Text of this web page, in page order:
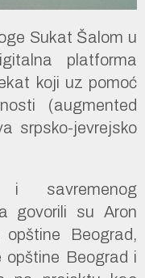
Sukat Šalom u
platforma
koji uz pomoć
(augmented
srpsko-jevrejsko
savremenog
govorili su Aron
opštine Beograd,
opštine Beograd i